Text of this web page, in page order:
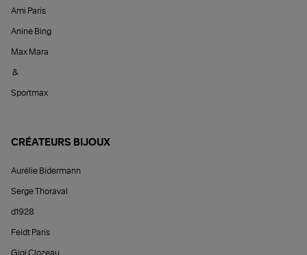
Ami Paris
Anine Bing
Max Mara
&
Sportmax
CRÉATEURS BIJOUX
Aurélie Bidermann
Serge Thoraval
d1928
Feidt Paris
Gigi Clozeau